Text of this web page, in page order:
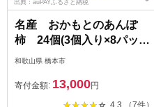
出典：auPAYふるさと納税
名産 おかもとのあんぽ
柿 24個(3個入り×8パッ
ク)_柿 干し柿 あんぽ柿 た
果物 スイーツ 美容 特産品
お土産 和歌山県 橋本市 送
和歌山県 橋本市
寄付金額: 13,000円